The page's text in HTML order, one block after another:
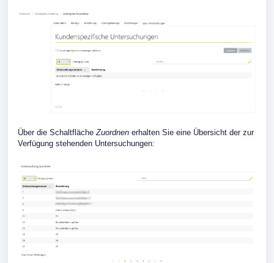
Über die SchaltflächeZuordnen erhalten Sie eine Übersicht der zur
Verfügung stehenden Untersuchungen: